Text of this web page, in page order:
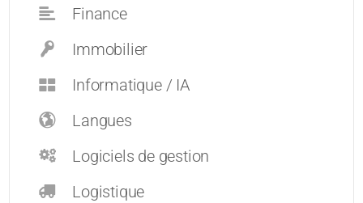
Finance
Immobilier
Informatique / IA
Langues
Logiciels de gestion
Logistique